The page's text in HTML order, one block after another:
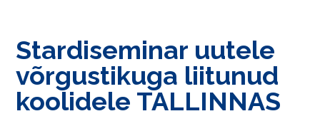
Stardiseminar uutele
võrgustikuga liitunud
koolidele TALLINNAS